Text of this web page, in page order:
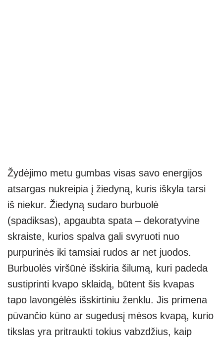
Žydėjimo metu gumbas visas savo energijos
atsargas nukreipia į žiedyną, kuris iškyla tarsi
iš niekur. Žiedyną sudaro burbuolė
(spadiksas), apgaubta spata – dekoratyvine
skraiste, kurios spalva gali svyruoti nuo
purpurinės iki tamsiai rudos ar net juodos.
Burbuolės viršūnė išskiria šilumą, kuri padeda
sustiprinti kvapo sklaidą, būtent šis kvapas
tapo lavongėlės išskirtiniu ženklu. Jis primena
pūvančio kūno ar sugedusį mėsos kvapą, kurio
tikslas yra pritraukti tokius vabzdžius, kaip